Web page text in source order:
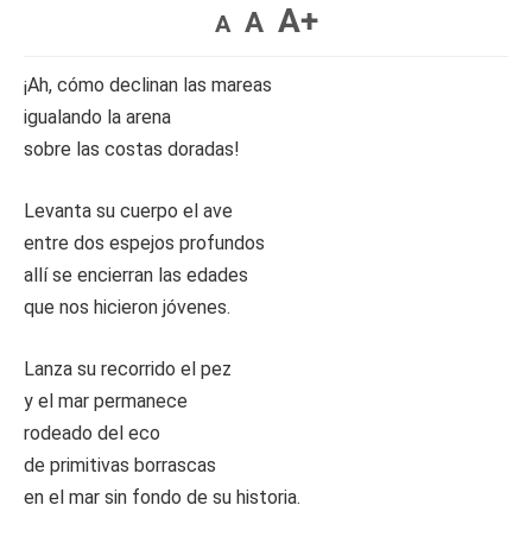
A A A+
¡Ah, cómo declinan las mareas
igualando la arena
sobre las costas doradas!
Levanta su cuerpo el ave
entre dos espejos profundos
allí se encierran las edades
que nos hicieron jóvenes.
Lanza su recorrido el pez
y el mar permanece
rodeado del eco
de primitivas borrascas
en el mar sin fondo de su historia.